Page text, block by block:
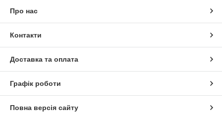
Про нас
Контакти
Доставка та оплата
Графік роботи
Повна версія сайту